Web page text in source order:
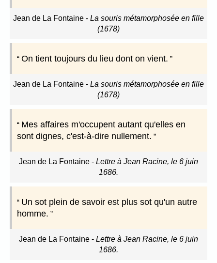
Jean de La Fontaine - La souris métamorphosée en fille
(1678)
On tient toujours du lieu dont on vient.
Jean de La Fontaine - La souris métamorphosée en fille
(1678)
Mes affaires m'occupent autant qu'elles en
sont dignes, c'est-à-dire nullement.
Jean de La Fontaine - Lettre à Jean Racine, le 6 juin
1686.
Un sot plein de savoir est plus sot qu'un autre
homme.
Jean de La Fontaine - Lettre à Jean Racine, le 6 juin
1686.